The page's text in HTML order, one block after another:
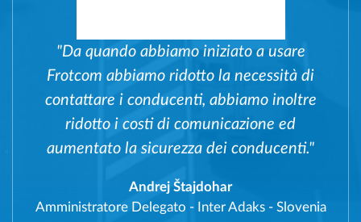
"Da quando abbiamo iniziato a usare
Frotcom abbiamo ridotto la necessità di
contattare i conducenti, abbiamo inoltre
ridotto i costi di comunicazione ed
aumentato la sicurezza dei conducenti."
Andrej Štajdohar
Amministratore Delegato - Inter Adaks - Slovenia